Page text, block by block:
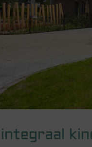
integraal